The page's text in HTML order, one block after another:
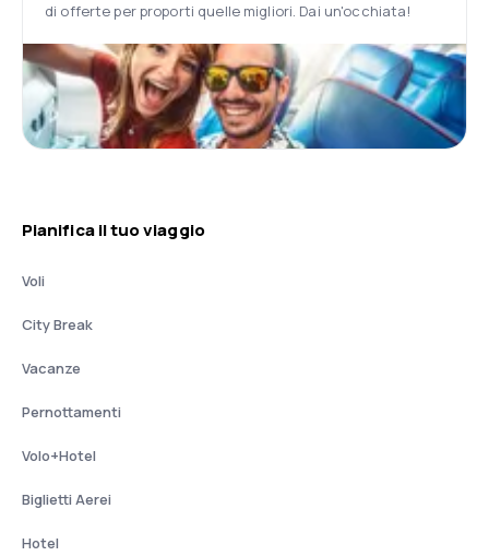
di offerte per proporti quelle migliori. Dai un'occhiata!
Pianifica il tuo viaggio
Voli
City Break
Vacanze
Pernottamenti
Volo+Hotel
Biglietti Aerei
Hotel